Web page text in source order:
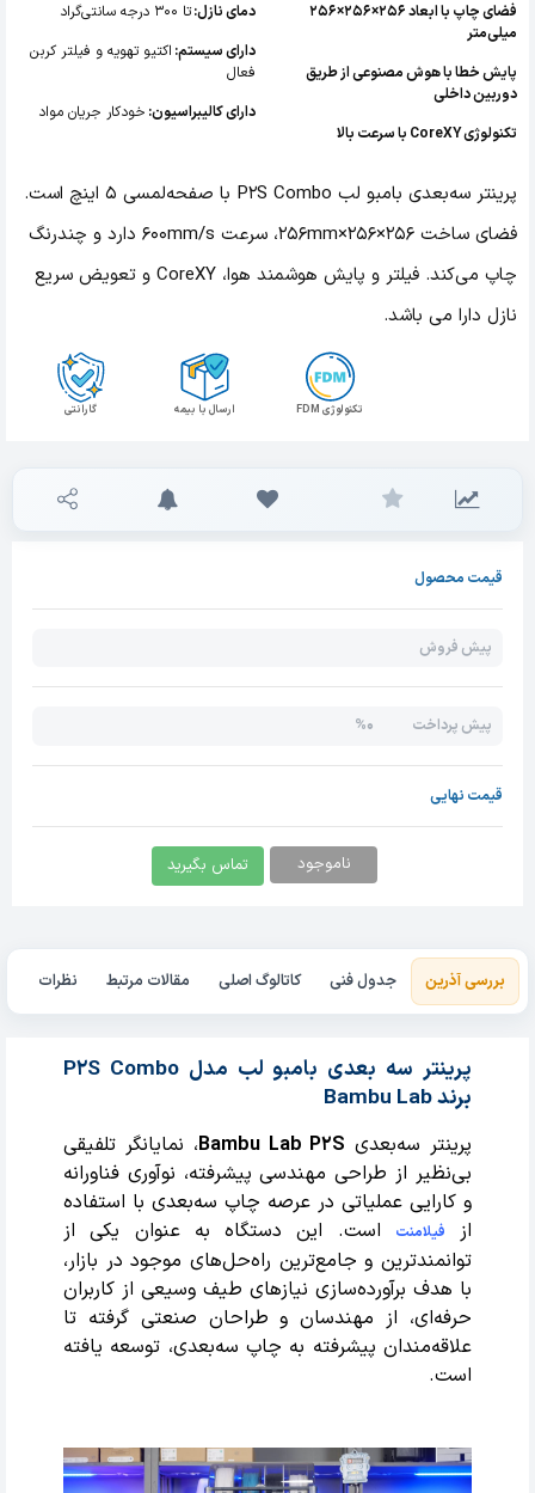
فضای چاپ با ابعاد ۲۵۶×۲۵۶×۲۵۶
میلی‌متر
پایش خطا با هوش مصنوعی از طریق
دوربین داخلی
تکنولوژی CoreXY با سرعت بالا
دمای نازل:تا ۳۰۰ درجه سانتی‌گراد
دارای سیستم: اکتیو تهویه و فیلتر کربن
فعال
دارای کالیبراسیون: خودکار جریان مواد
پرینتر سه‌بعدی بامبو لب P2S Combo با صفحه‌لمسی ۵ اینچ است.
فضای ساخت ۲۵۶×۲۵۶×۲۵۶mm، سرعت ۶۰۰mm/s دارد و چندرنگ
چاپ می‌کند. فیلتر و پایش هوشمند هوا، CoreXY و تعویض سریع
نازل دارا می باشد.
گارانتی ارسال با بیمه تکنولوژی FDM
قیمت محصول
پیش فروش
پیش پرداخت 0%
قیمت نهایی
ناموجود تماس بگیرید
بررسی آذرین جدول فنی کاتالوگ اصلی مقالات مرتبط نظرات
پرینتر سه بعدی بامبو لب مدل P2S Combo
برند Bambu Lab
پرینتر سه‌بعدی Bambu Lab P2S، نمایانگر تلفیقی
بی‌نظیر از طراحی مهندسی پیشرفته، نوآوری فناورانه
و کارایی عملیاتی در عرصه چاپ سه‌بعدی با استفاده
از
فیلامنت
است. این دستگاه به عنوان یکی از
توانمندترین و جامع‌ترین راه‌حل‌های موجود در بازار،
با هدف برآورده‌سازی نیازهای طیف وسیعی از کاربران
حرفه‌ای، از مهندسان و طراحان صنعتی گرفته تا
علاقه‌مندان پیشرفته به چاپ سه‌بعدی، توسعه یافته
است.